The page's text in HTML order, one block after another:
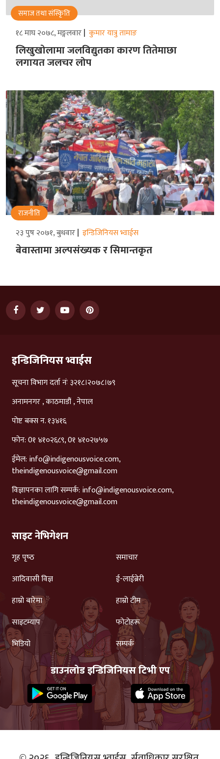
समाज तथा संस्किृति
१८ माघ २०७८, मङ्गलवार कुमार यात्रु तामाङ
लिखुखोलामा जलविद्युतका कारण तितेमाछा
लगायत जलचर लोप
राजनीति
२३ पुष २०७१, बुधवार इन्डिजिनियस भ्वाईस
बेवास्तामा अल्पसंख्यक र सिमान्तकृत
इन्डिजिनियस भ्वाईस
सूचना विभाग दर्ता नंः ३२१८।२०७८।७९
अनामनगर , काठमाडौं , नेपाल
पोष्ट बक्स न. १३४१६
फोन: 0१ ४१०२६८९, 0१ ४१०२७५७
ईमेल: info@indigenousvoice.com,
theindigenousvoice@gmail.com
विज्ञापनका लागि सम्पर्क: info@indigenousvoice.com,
theindigenousvoice@gmail.com
साइट नेभिगेशन
गृह पृष्‍ठ
समाचार
आदिवासी विज्ञ
ई-लाईब्रेरी
हाम्रो बारेमा
हाम्रो टीम
साइटम्याप
फोटोहरू
भिडियो
सम्पर्क
डाउनलोड इन्डिजिनियस टिभी एप